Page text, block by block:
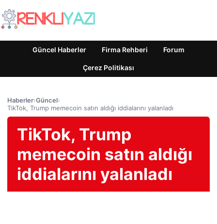
Güncel Haberler Firma Rehberi Forum
Çerez Politikası
Haberler›Güncel›
TikTok, Trump memecoin satın aldığı iddialarını yalanladı
TikTok, Trump
memecoin satın aldığı
iddialarını yalanladı